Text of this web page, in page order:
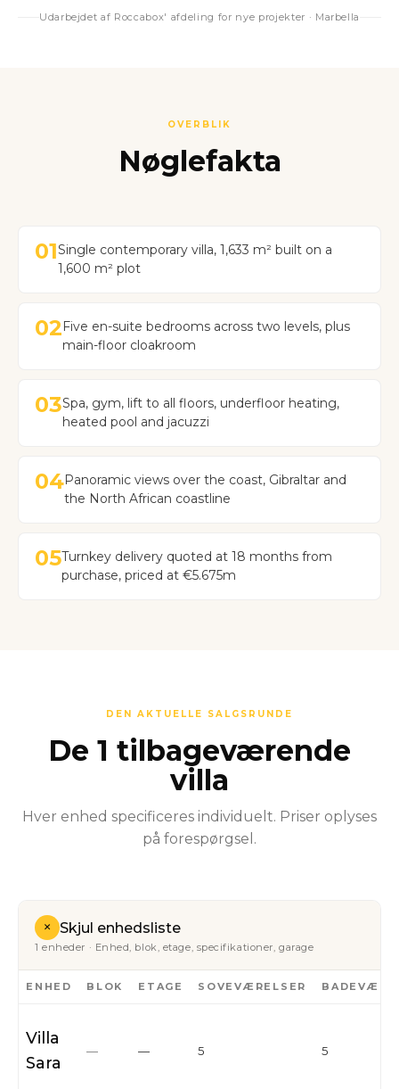
Udarbejdet af Roccabox' afdeling for nye projekter · Marbella
OVERBLIK
Nøglefakta
01Single contemporary villa, 1,633 m² built on a
1,600 m² plot
02Five en-suite bedrooms across two levels, plus
main-floor cloakroom
03Spa, gym, lift to all floors, underfloor heating,
heated pool and jacuzzi
04Panoramic views over the coast, Gibraltar and
the North African coastline
05Turnkey delivery quoted at 18 months from
purchase, priced at €5.675m
DEN AKTUELLE SALGSRUNDE
De 1 tilbageværende
villa
Hver enhed specificeres individuelt. Priser oplyses
på forespørgsel.
+Skjul enhedsliste
1 enheder · Enhed, blok, etage, specifikationer, garage
ENHED BLOK ETAGE SOVEVÆRELSER
Villa
Sara
— — 5 5